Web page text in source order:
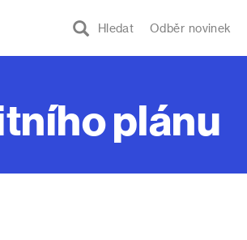
Hledat Odběr novinek
plánu